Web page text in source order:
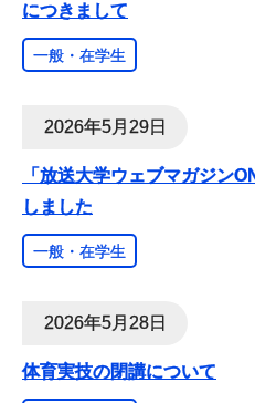
につきまして
一般・在学生
2026年5月29日
「放送大学ウェブマガジン
しました
一般・在学生
2026年5月28日
体育実技の閉講について